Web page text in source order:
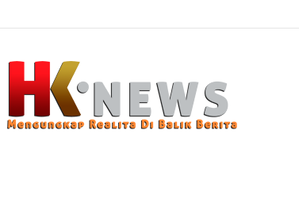
Coba Perlinsos Digital di Surabaya Hampir 100 Persen